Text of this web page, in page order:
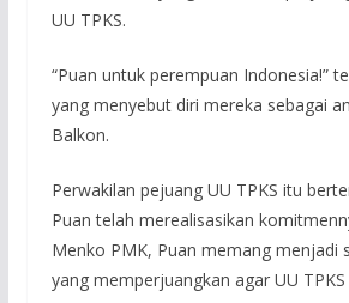
UU TPKS.
“Puan untuk perempuan Indonesia!”
yang menyebut diri mereka sebagai
Balkon.
Perwakilan pejuang UU TPKS itu
Puan telah merealisasikan
Menko PMK, Puan memang menjadi
yang memperjuangkan agar UU TPKS